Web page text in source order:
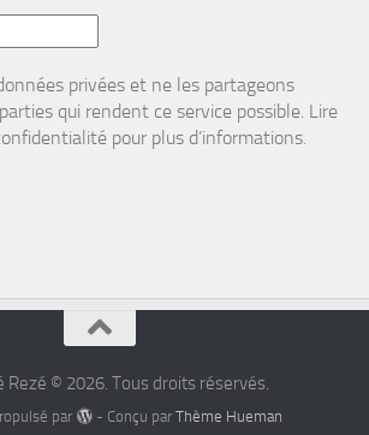
privées et ne les partageons
qui rendent ce service possible. Lire
pour plus d’informations.
Rezé © 2026. Tous droits réservés.
par - Conçu par Thème Hueman